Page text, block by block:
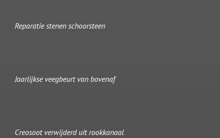
Reparatie stenen schoorsteen
Jaarlijkse veegbeurt van bovenaf
Creosoot verwijderd uit rookkanaal